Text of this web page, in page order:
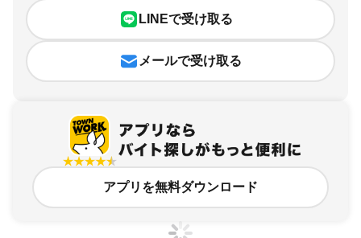
LINEで受け取る
メールで受け取る
アプリを無料ダウンロード